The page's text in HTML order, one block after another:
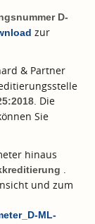
D-
zur
& Partner
. Die
Sie
hinaus
.
und zum
ML-